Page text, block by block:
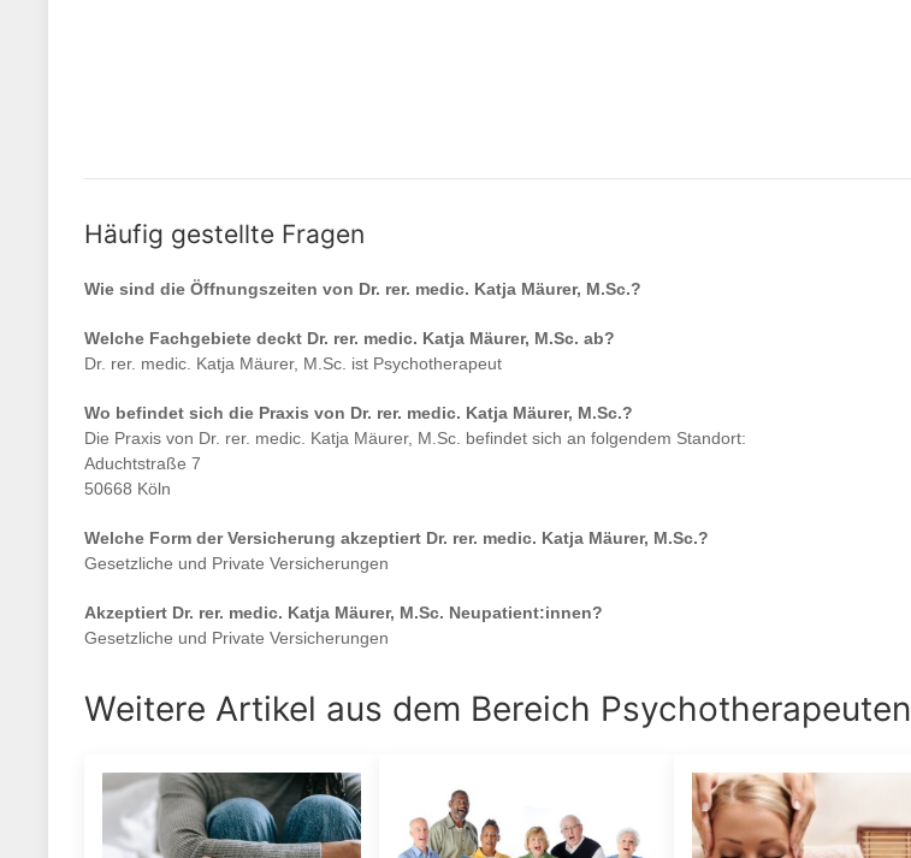
Häufig gestellte Fragen
Wie sind die Öffnungszeiten von Dr. rer. medic. Katja Mäurer, M.Sc.?
Welche Fachgebiete deckt Dr. rer. medic. Katja Mäurer, M.Sc. ab?
Dr. rer. medic. Katja Mäurer, M.Sc. ist Psychotherapeut
Wo befindet sich die Praxis von Dr. rer. medic. Katja Mäurer, M.Sc.?
Die Praxis von Dr. rer. medic. Katja Mäurer, M.Sc. befindet sich an folgendem Standort:
Aduchtstraße 7
50668 Köln
Welche Form der Versicherung akzeptiert Dr. rer. medic. Katja Mäurer, M.Sc.?
Gesetzliche und Private Versicherungen
Akzeptiert Dr. rer. medic. Katja Mäurer, M.Sc. Neupatient:innen?
Gesetzliche und Private Versicherungen
Weitere Artikel aus dem Bereich Psychotherapeuten